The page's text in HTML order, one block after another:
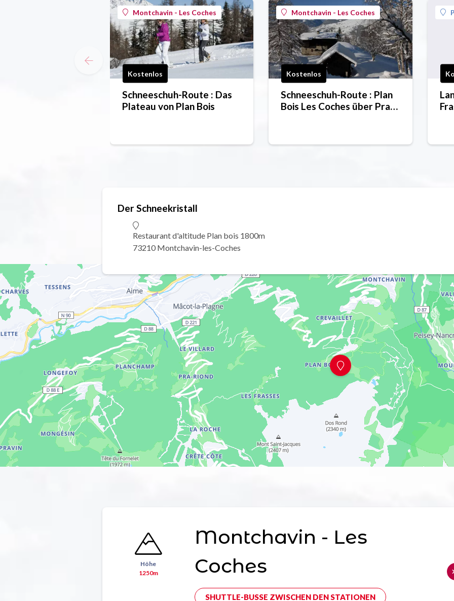
Montchavin - Les Coches
Kostenlos
Schneeschuh-Route : Das
Plateau von Plan Bois
Montchavin - Les Coches
Kostenlos
Schneeschuh-Route : Plan
Bois Les Coches über Praz
Der Schneekristall
Restaurant d'altitude Plan bois 1800m
73210 Montchavin-les-Coches
Höhe
1250m
Montchavin - Les
Coches
SHUTTLE-BUSSE ZWISCHEN DEN STATIONEN